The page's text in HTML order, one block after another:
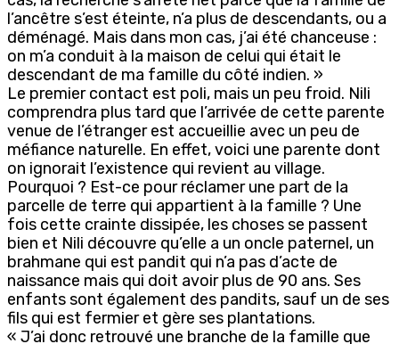
l’ancêtre s’est éteinte, n’a plus de descendants, ou a
déménagé. Mais dans mon cas, j’ai été chanceuse :
on m’a conduit à la maison de celui qui était le
descendant de ma famille du côté indien. »
Le premier contact est poli, mais un peu froid. Nili
comprendra plus tard que l’arrivée de cette parente
venue de l’étranger est accueillie avec un peu de
méfiance naturelle. En effet, voici une parente dont
on ignorait l’existence qui revient au village.
Pourquoi ? Est-ce pour réclamer une part de la
parcelle de terre qui appartient à la famille ? Une
fois cette crainte dissipée, les choses se passent
bien et Nili découvre qu’elle a un oncle paternel, un
brahmane qui est pandit qui n’a pas d’acte de
naissance mais qui doit avoir plus de 90 ans. Ses
enfants sont également des pandits, sauf un de ses
fils qui est fermier et gère ses plantations.
« J’ai donc retrouvé une branche de la famille que